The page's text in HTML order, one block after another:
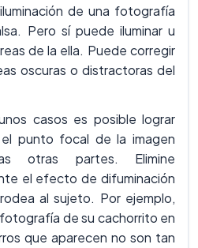
de una fotografía
Pero sí puede iluminar u
de la ella. Puede corregir
oscuras o distractoras del
casos es posible lograr
punto focal de la imagen
otras partes. Elimine
el efecto de difuminación
al sujeto. Por ejemplo,
de su cachorrito en
que aparecen no son tan